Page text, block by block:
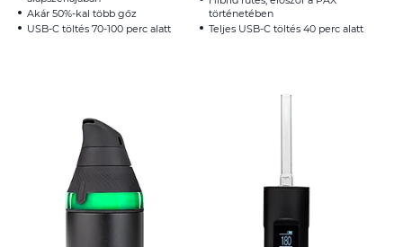
Akár 50%-kal több gőz
USB-C töltés 70-100 perc alatt
történetében
Teljes USB-C töltés 40 perc alatt